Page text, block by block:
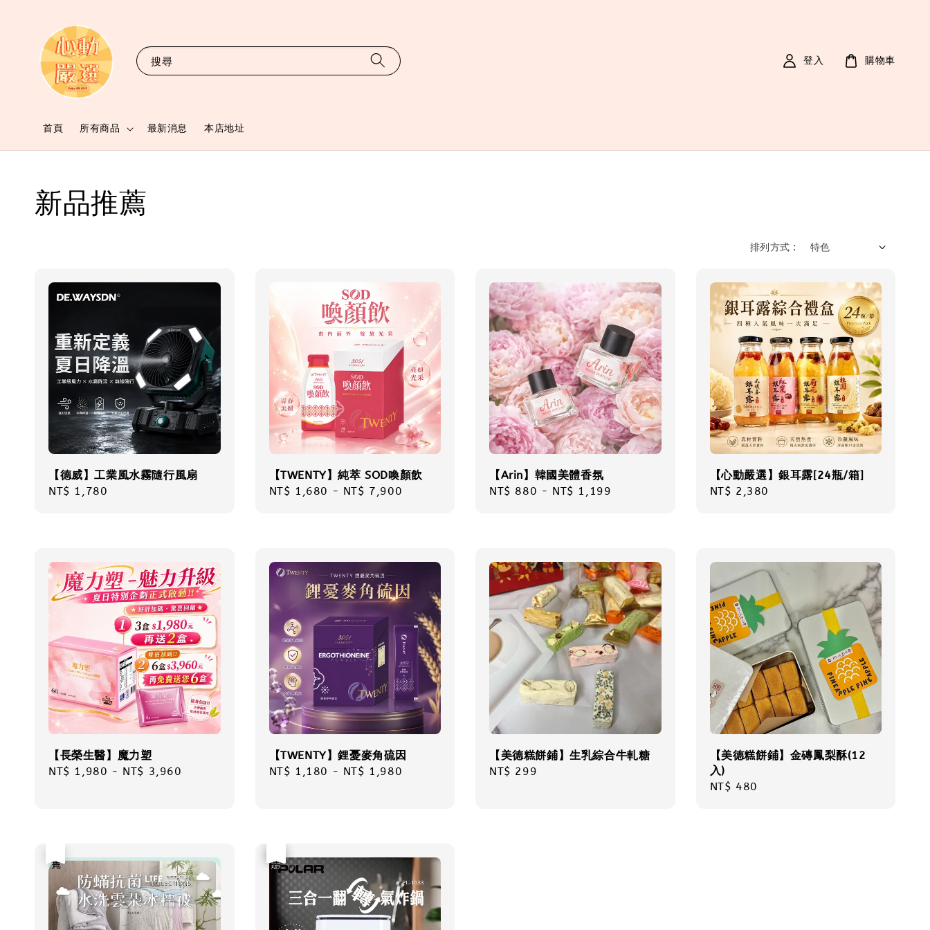
搜尋
首頁 所有商品 最新消息 本店地址
登入 購物車
新品推薦
排列方式 :
【德威】工業風水霧隨行風扇
Regular
NT$ 1,780
【TWENTY】純萃 SOD喚顏飲
Regular
NT$ 1,680 - NT$ 7,900
【Arin】韓國美體香氛
Regular
NT$ 880 - NT$ 1,199
【心動嚴選】銀耳露[24瓶/箱]
Regular
NT$ 2,380
【長榮生醫】魔力塑
Regular
NT$ 1,980 - NT$ 3,960
【TWENTY】鋰憂麥角硫因
Regular
NT$ 1,180 - NT$ 1,980
【美德糕餅鋪】生乳綜合牛軋糖
Regular
NT$ 299
【美德糕餅鋪】金磚鳳梨酥(12
入)
Regular
NT$ 480